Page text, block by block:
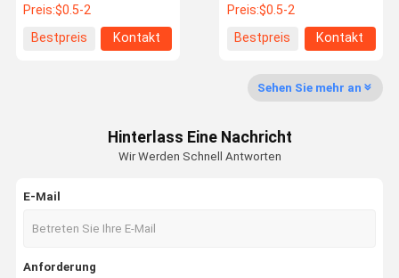
Qualitätskon Kontakt Mit
Rechtssach
Teile für das Schmieden mit Heißwasser
Schmiedende Stahlteile
Preis:$0.5-2
Bestpreis
Kontakt
Preis:$0.5-2
Bestpreis
Kontakt
Sehen Sie mehr an
Hinterlass Eine Nachricht
Wir Werden Schnell Antworten
E-Mail
Anforderung